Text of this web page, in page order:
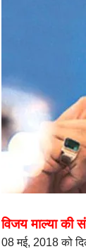
विजय माल्या
08 मई, 2018 को